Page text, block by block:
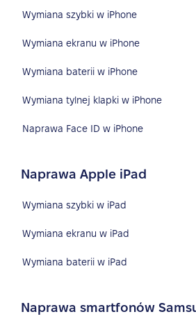
Wymiana szybki w iPhone
Wymiana ekranu w iPhone
Wymiana baterii w iPhone
Wymiana tylnej klapki w iPhone
Naprawa Face ID w iPhone
Naprawa Apple iPad
Wymiana szybki w iPad
Wymiana ekranu w iPad
Wymiana baterii w iPad
Naprawa smartfonów